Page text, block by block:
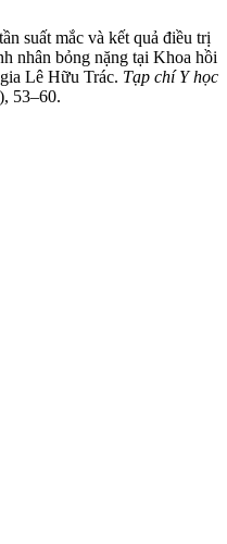
suất mắc và kết quả điều trị
nhân bỏng nặng tại Khoa hồi
Lê Hữu Trác. Tạp chí Y học
53–60.